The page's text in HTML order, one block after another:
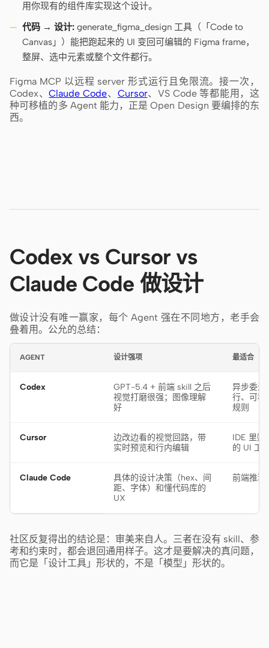
用你现有的组件库实现这个设计。
代码 → 设计: generate_figma_design 工具（「Code to
Canvas」）能把跑起来的 UI 变回可编辑的 Figma frame，
整屏、选中元素或整个文件都行。
Figma MCP 以远程 server 形式运行且免限流。接一次，
Codex、Claude Code、 Cursor、VS Code 等都能用，这
种可移植的多 Agent 能力，正是 Open Design 要编排的东
西。
Codex vs Cursor vs
Claude Code 做设计
做设计没有唯一赢家，每个 Agent 强在不同地方，老手会
叠着用。公允的总结：
AGENT 设计强项 最适合
Codex
GPT-5.4 + 前端 skill 之后
视觉打磨很强；图像理解
好
异步委派
行、可移
规则
Cursor
边改边看的视觉回路，带
实时预览和行内编辑
IDE 里贴
的 UI 工
Claude Code
具体的设计决策（hex、间
距、字体）和懂代码库的
UX
前端推理
社区反复得出的结论是：审美来自人。三者在没有 skill、参
考和约束时，都会退回通用样子。这才是要解决的真问题，
而它是「设计工具」形状的，不是「模型」形状的。